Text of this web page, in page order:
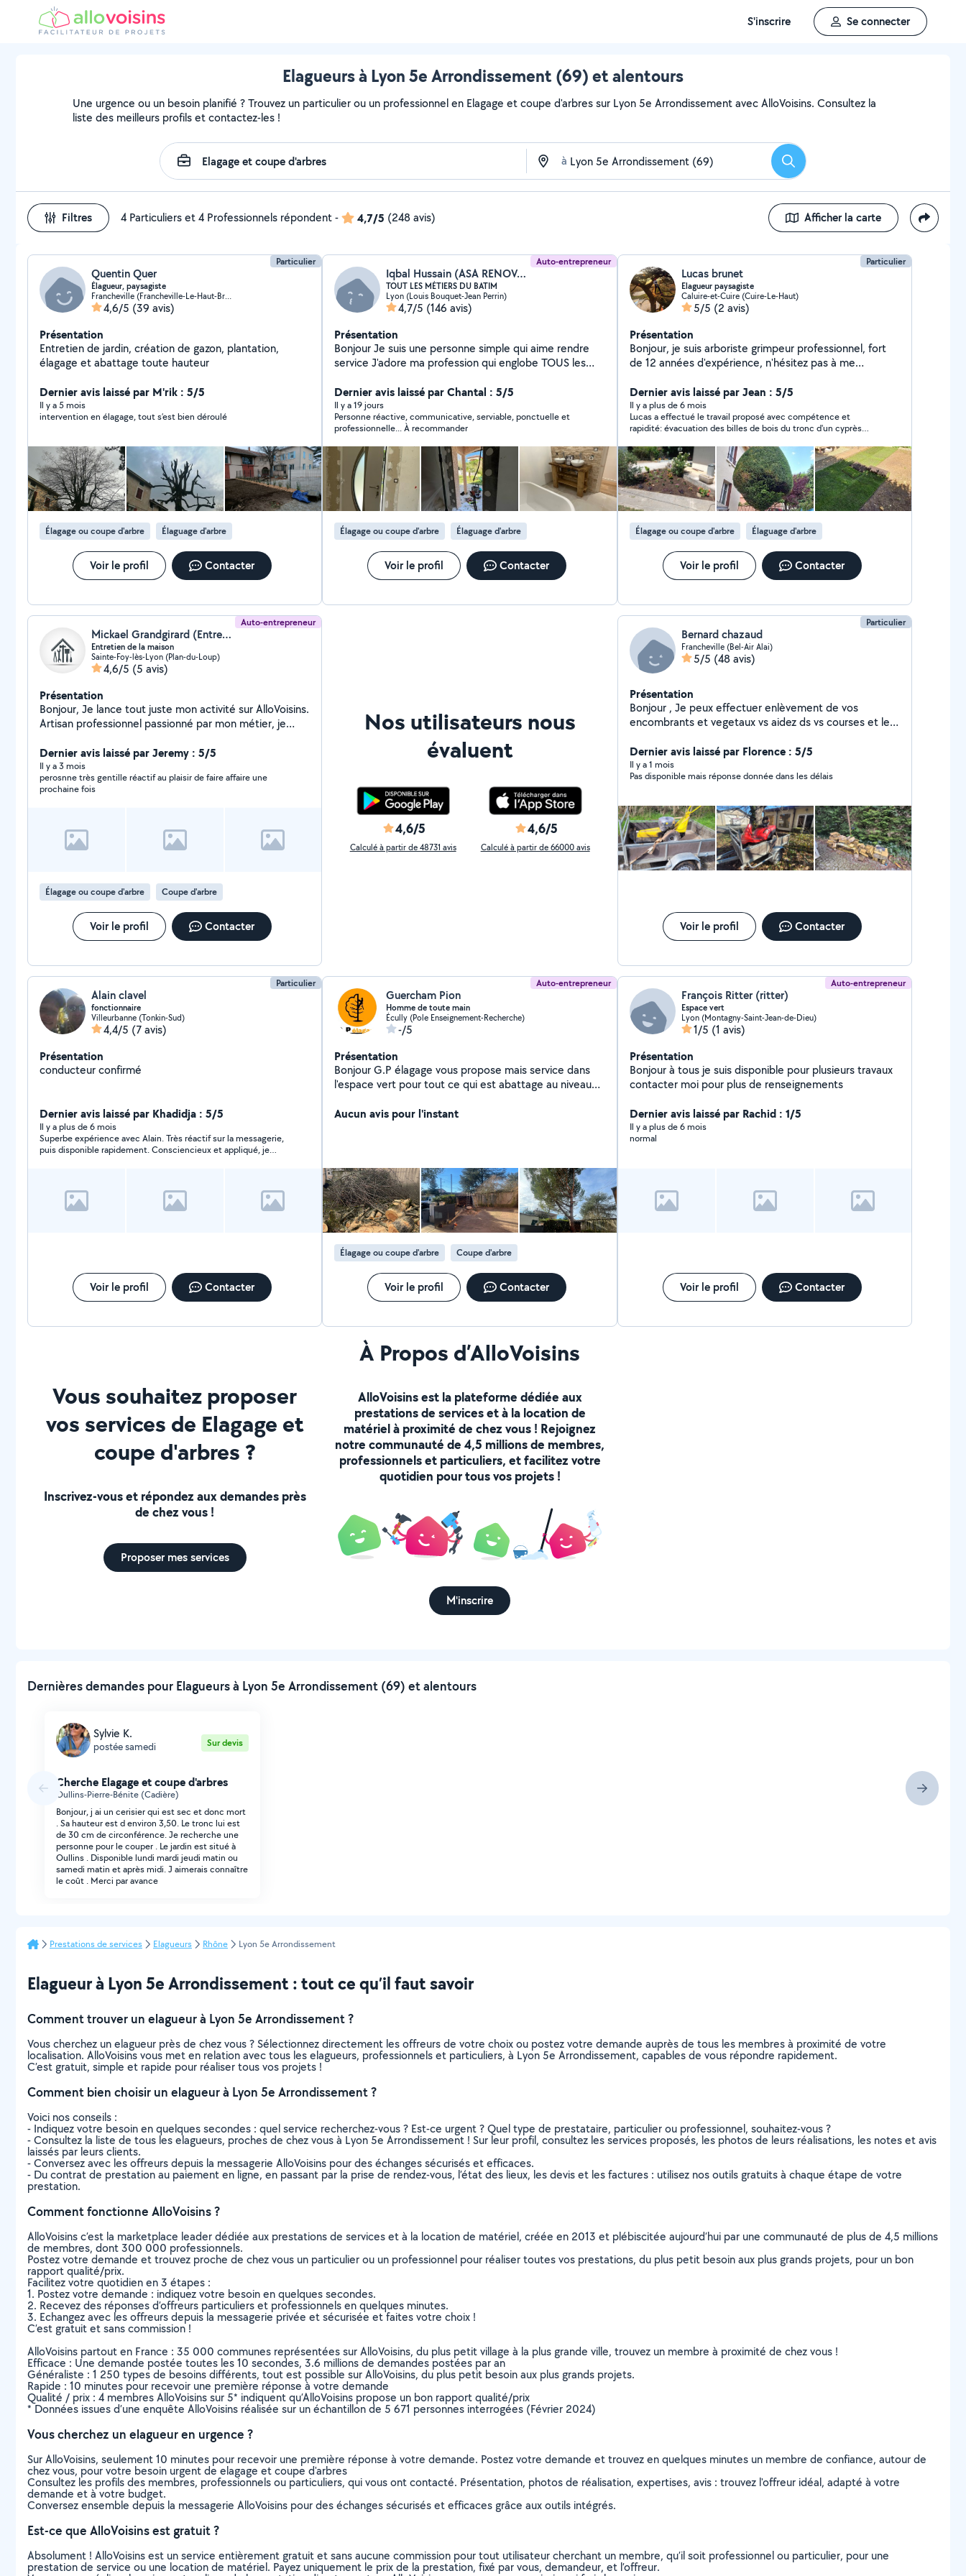
S'inscrire Se connecter
Elagueurs à Lyon 5e Arrondissement (69) et alentours
Une urgence ou un besoin planifié ? Trouvez un particulier ou un professionnel en Elagage et coupe d'arbres sur Lyon 5e Arrondissement avec AlloVoisins. Consultez la
liste des meilleurs profils et contactez-les !
à Rechercher
Filtres 4 Particuliers et 4 Professionnels répondent- 4,7/5 (248 avis) Afficher la carte
Particulier
Quentin Quer
Élagueur, paysagiste
Francheville (Francheville-Le-Haut-Bruissin)
4,6/5 (39 avis)
Présentation
Entretien de jardin, création de gazon, plantation,
élagage et abattage toute hauteur
Dernier avis laissé par M'rik : 5/5
Il y a 5 mois
intervention en élagage, tout s’est bien déroulé
Élagage ou coupe d'arbre Élaguage d'arbre
Voir le profil Contacter
Auto-entrepreneur
Iqbal Hussain (ASA RENOVATION BÂTIMENT)
TOUT LES MÉTIERS DU BATIM
Lyon (Louis Bouquet-Jean Perrin)
4,7/5 (146 avis)
Présentation
Bonjour Je suis une personne simple qui aime rendre
service J'adore ma profession qui englobe TOUS les
depuis plus de 20 ans En passant par les choses les
plus simples aux plus complexes je saurais vous donner
entière satisfaction et bien plus encore Passionné
d'électronique et de bricolage avec création de
meubles en tout genre, j'aime également la photo
vidéo ainsi que l'aquariophilie Au plaisir de vous
connaître
Dernier avis laissé par Chantal : 5/5
Il y a 19 jours
Personne réactive, communicative, serviable, ponctuelle et
professionnelle... À recommander
Élagage ou coupe d'arbre Élaguage d'arbre
Voir le profil Contacter
Particulier
Lucas brunet
Elagueur paysagiste
Caluire-et-Cuire (Cuire-Le-Haut)
5/5 (2 avis)
Présentation
Bonjour, je suis arboriste grimpeur professionnel, fort
de 12 années d'expérience, n'hésitez pas à me
vos arbres ou vos jardins.
Dernier avis laissé par Jean : 5/5
Il y a plus de 6 mois
Lucas a effectué le travail proposé avec compétence et
rapidité: évacuation des billes de bois du tronc d'un cyprès
recommande donc.
Élagage ou coupe d'arbre Élaguage d'arbre
Voir le profil Contacter
Auto-entrepreneur
Mickael Grandgirard (Entreprise Duculty)
Entretien de la maison
Sainte-Foy-lès-Lyon (Plan-du-Loup)
4,6/5 (5 avis)
Présentation
Bonjour, Je lance tout juste mon activité sur AlloVoisins.
Artisan professionnel passionné par mon métier, je
vos projets. Mon objectif est de vous garantir un travail
soigné, durable et réalisé dans les règles de l'art. Je
reste à votre écoute pour en discuter.
Dernier avis laissé par Jeremy : 5/5
Il y a 3 mois
perosnne très gentille réactif au plaisir de faire affaire une
prochaine fois
Élagage ou coupe d'arbre Coupe d'arbre
Voir le profil Contacter
Nos utilisateurs nous
évaluent
4,6/5
Calculé à partir de 48731 avis
4,6/5
Calculé à partir de 66000 avis
Particulier
Bernard chazaud
Francheville (Bel-Air Alai)
5/5 (48 avis)
Présentation
Bonjour , Je peux effectuer enlèvement de vos
encombrants et vegetaux vs aidez ds vs courses et le
Possede une remorque, et autres matériels . Personne
ponctuelle
Dernier avis laissé par Florence : 5/5
Il y a 1 mois
Pas disponible mais réponse donnée dans les délais
Voir le profil Contacter
Particulier
Alain clavel
fonctionnaire
Villeurbanne (Tonkin-Sud)
4,4/5 (7 avis)
Présentation
conducteur confirmé
Dernier avis laissé par Khadidja : 5/5
Il y a plus de 6 mois
Superbe expérience avec Alain. Très réactif sur la messagerie,
puis disponible rapidement. Consciencieux et appliqué, je
Voir le profil Contacter
Auto-entrepreneur
Guercham Pion
Homme de toute main
Écully (Pole Enseignement-Recherche)
-/5
Présentation
Bonjour G.P élagage vous propose mais service dans
l'espace vert pour tout ce qui est abattage au niveau
tailles, de haie et entretien de jardin et parc
Aucun avis pour l'instant
Élagage ou coupe d'arbre Coupe d'arbre
Voir le profil Contacter
Auto-entrepreneur
François Ritter (ritter)
Espace vert
Lyon (Montagny-Saint-Jean-de-Dieu)
1/5 (1 avis)
Présentation
Bonjour à tous je suis disponible pour plusieurs travaux
contacter moi pour plus de renseignements
Dernier avis laissé par Rachid : 1/5
Il y a plus de 6 mois
normal
Voir le profil Contacter
Vous souhaitez proposer
vos services de Elagage et
coupe d'arbres ?
Inscrivez-vous et répondez aux demandes près
de chez vous !
Proposer mes services
À Propos d’AlloVoisins
AlloVoisins est la plateforme dédiée aux
prestations de services et à la location de
matériel à proximité de chez vous ! Rejoignez
notre communauté de 4,5 millions de membres,
professionnels et particuliers, et facilitez votre
quotidien pour tous vos projets !
M'inscrire
Dernières demandes pour Elagueurs à Lyon 5e Arrondissement (69) et alentours
Sylvie K.
postée samedi Sur devis
Cherche Elagage et coupe d'arbres
Oullins-Pierre-Bénite (Cadière)
Bonjour, j ai un cerisier qui est sec et donc mort
. Sa hauteur est d environ 3,50. Le tronc lui est
de 30 cm de circonférence. Je recherche une
personne pour le couper . Le jardin est situé à
Oullins . Disponible lundi mardi jeudi matin ou
samedi matin et après midi. J aimerais connaître
le coût . Merci par avance
Prestations de services Elagueurs Rhône Lyon 5e Arrondissement
Elagueur à Lyon 5e Arrondissement : tout ce qu’il faut savoir
Comment trouver un elagueur à Lyon 5e Arrondissement ?
Vous cherchez un elagueur près de chez vous ? Sélectionnez directement les offreurs de votre choix ou postez votre demande auprès de tous les membres à proximité de votre
localisation. AlloVoisins vous met en relation avec tous les elagueurs, professionnels et particuliers, à Lyon 5e Arrondissement, capables de vous répondre rapidement.
C’est gratuit, simple et rapide pour réaliser tous vos projets !
Comment bien choisir un elagueur à Lyon 5e Arrondissement ?
Voici nos conseils :
- Indiquez votre besoin en quelques secondes : quel service recherchez-vous ? Est-ce urgent ? Quel type de prestataire, particulier ou professionnel, souhaitez-vous ?
- Consultez la liste de tous les elagueurs, proches de chez vous à Lyon 5e Arrondissement ! Sur leur profil, consultez les services proposés, les photos de leurs réalisations, les notes et avis
laissés par leurs clients.
- Conversez avec les offreurs depuis la messagerie AlloVoisins pour des échanges sécurisés et efficaces.
- Du contrat de prestation au paiement en ligne, en passant par la prise de rendez-vous, l’état des lieux, les devis et les factures : utilisez nos outils gratuits à chaque étape de votre
prestation.
Comment fonctionne AlloVoisins ?
AlloVoisins c’est la marketplace leader dédiée aux prestations de services et à la location de matériel, créée en 2013 et plébiscitée aujourd’hui par une communauté de plus de 4,5 millions
de membres, dont 300 000 professionnels.
Postez votre demande et trouvez proche de chez vous un particulier ou un professionnel pour réaliser toutes vos prestations, du plus petit besoin aux plus grands projets, pour un bon
rapport qualité/prix.
Facilitez votre quotidien en 3 étapes :
1. Postez votre demande : indiquez votre besoin en quelques secondes.
2. Recevez des réponses d’offreurs particuliers et professionnels en quelques minutes.
3. Echangez avec les offreurs depuis la messagerie privée et sécurisée et faites votre choix !
C’est gratuit et sans commission !
AlloVoisins partout en France : 35 000 communes représentées sur AlloVoisins, du plus petit village à la plus grande ville, trouvez un membre à proximité de chez vous !
Efficace : Une demande postée toutes les 10 secondes, 3.6 millions de demandes postées par an
Généraliste : 1 250 types de besoins différents, tout est possible sur AlloVoisins, du plus petit besoin aux plus grands projets.
Rapide : 10 minutes pour recevoir une première réponse à votre demande
Qualité / prix : 4 membres AlloVoisins sur 5* indiquent qu’AlloVoisins propose un bon rapport qualité/prix
* Données issues d’une enquête AlloVoisins réalisée sur un échantillon de 5 671 personnes interrogées (Février 2024)
Vous cherchez un elagueur en urgence ?
Sur AlloVoisins, seulement 10 minutes pour recevoir une première réponse à votre demande. Postez votre demande et trouvez en quelques minutes un membre de confiance, autour de
chez vous, pour votre besoin urgent de elagage et coupe d'arbres
Consultez les profils des membres, professionnels ou particuliers, qui vous ont contacté. Présentation, photos de réalisation, expertises, avis : trouvez l'offreur idéal, adapté à votre
demande et à votre budget.
Conversez ensemble depuis la messagerie AlloVoisins pour des échanges sécurisés et efficaces grâce aux outils intégrés.
Est-ce que AlloVoisins est gratuit ?
Absolument ! AlloVoisins est un service entièrement gratuit et sans aucune commission pour tout utilisateur cherchant un membre, qu’il soit professionnel ou particulier, pour une
prestation de service ou une location de matériel. Payez uniquement le prix de la prestation, fixé par vous, demandeur, et l’offreur.